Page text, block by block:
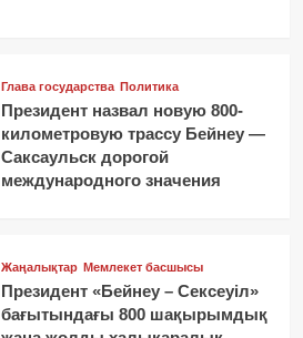
Глава государства Политика
Президент назвал новую 800-
километровую трассу Бейнеу —
Саксаульск дорогой
международного значения
Жаңалықтар Мемлекет басшысы
Президент «Бейнеу – Сексеуіл»
бағытындағы 800 шақырымдық